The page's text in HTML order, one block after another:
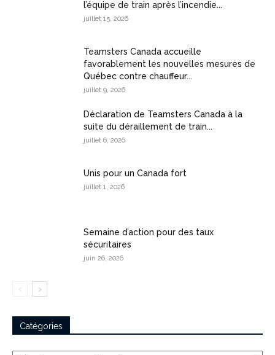
l’équipe de train après l’incendie...
juillet 15, 2026
Teamsters Canada accueille
favorablement les nouvelles mesures de
Québec contre chauffeur...
juillet 9, 2026
Déclaration de Teamsters Canada à la
suite du déraillement de train...
juillet 6, 2026
Unis pour un Canada fort
juillet 1, 2026
Semaine d’action pour des taux
sécuritaires
juin 26, 2026
Catégories
Catégories